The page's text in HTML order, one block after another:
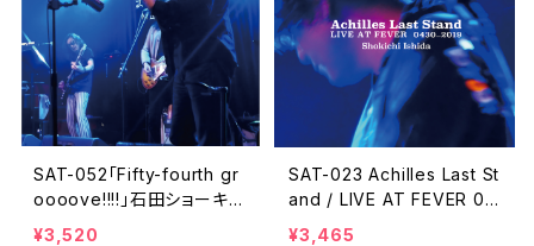
SAT-052「Fifty-fourth gr
oooove!!!!」石田ショーキチ
DVD
¥3,520
SAT-023 Achilles Last St
and / LIVE AT FEVER 04
30-2019 / 石田ショーキチ
¥3,465